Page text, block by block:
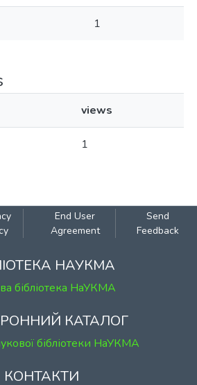
1
views
1
End User
Agreement
Send
Feedback
НАУКМА
бібліотека НаУКМА
КАТАЛОГ
бібліотеки НаУКМА
КОНТАКТИ